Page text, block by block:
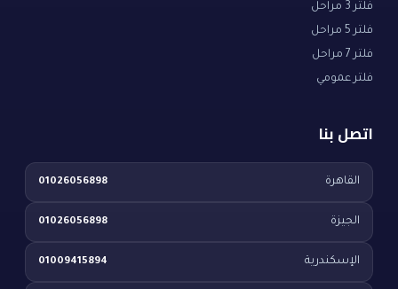
فلتر 3 مراحل
فلتر 5 مراحل
فلتر 7 مراحل
فلتر عمومي
اتصل بنا
القاهرة 01026056898
الجيزة 01026056898
الإسكندرية 01009415894